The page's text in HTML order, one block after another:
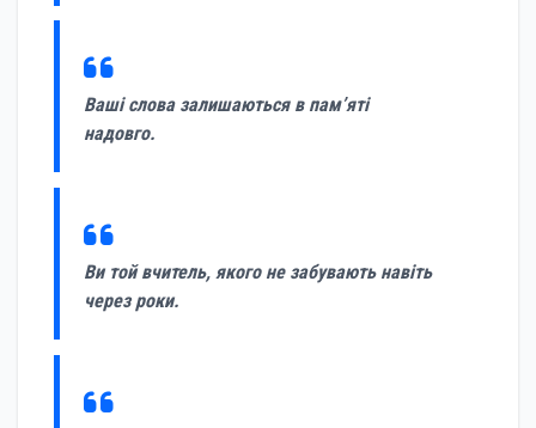
Ваші слова залишаються в пам’яті
надовго.
Ви той вчитель, якого не забувають навіть
через роки.